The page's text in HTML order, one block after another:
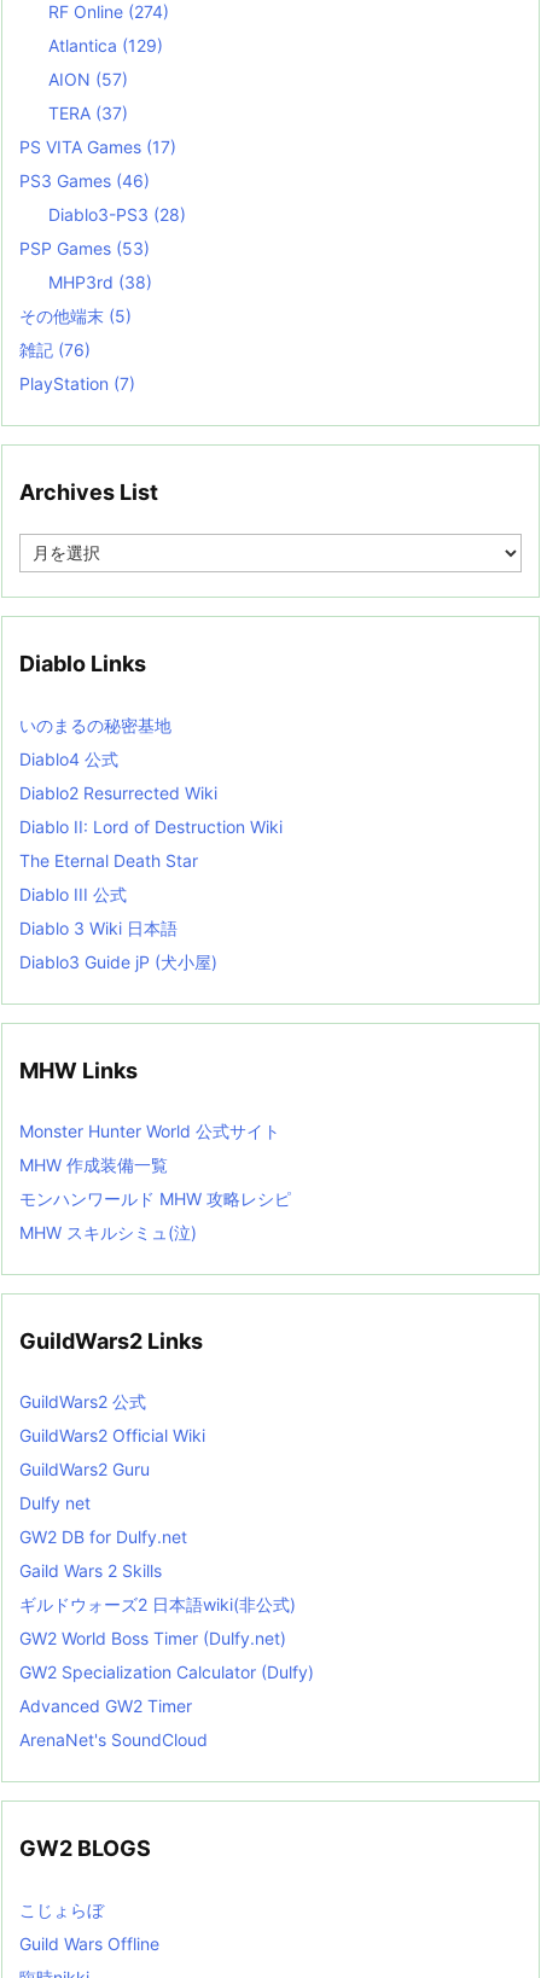
RF Online (274)
Atlantica (129)
AION (57)
TERA (37)
PS VITA Games (17)
PS3 Games (46)
Diablo3-PS3 (28)
PSP Games (53)
MHP3rd (38)
その他端末 (5)
雑記 (76)
PlayStation (7)
Archives List
e
i
s
t
Diablo Links
いのまるの秘密基地
Diablo4 公式
Diablo2 Resurrected Wiki
Diablo II: Lord of Destruction Wiki
The Eternal Death Star
Diablo III 公式
Diablo 3 Wiki 日本語
Diablo3 Guide jP (犬小屋)
MHW Links
Monster Hunter World 公式サイト
MHW 作成装備一覧
モンハンワールド MHW 攻略レシピ
MHW スキルシミュ(泣)
GuildWars2 Links
GuildWars2 公式
GuildWars2 Official Wiki
GuildWars2 Guru
Dulfy net
GW2 DB for Dulfy.net
Gaild Wars 2 Skills
ギルドウォーズ2 日本語wiki(非公式)
GW2 World Boss Timer (Dulfy.net)
GW2 Specialization Calculator (Dulfy)
Advanced GW2 Timer
ArenaNet's SoundCloud
GW2 BLOGS
こじょらぼ
Guild Wars Offline